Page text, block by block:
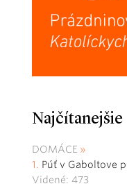
Najčítanejšie
DOMÁCE
Púť v Gaboltove
Videné: 473